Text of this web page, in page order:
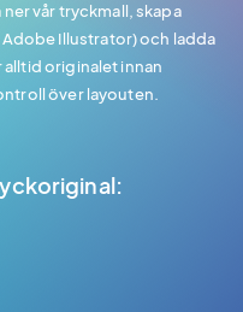
vår tryckmall, skapa
Illustrator) och ladda
originalet innan
över layouten.